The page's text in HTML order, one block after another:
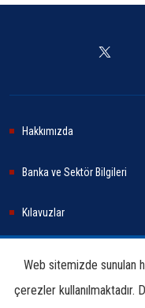
Hakkımızda
Banka ve Sektör Bilgileri
Kılavuzlar
Araştırma ve Yayınlar
Web sitemizde sunulan
çerezler kullanılmaktadır.